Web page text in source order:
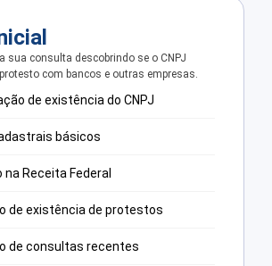
sua consulta descobrindo se o CNPJ
com bancos e outras empresas.
de existência do CNPJ
básicos
na Receita Federal
de existência de protestos
de consultas recentes